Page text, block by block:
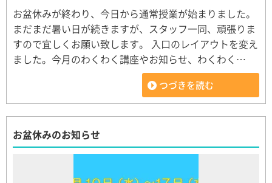
お盆休みが終わり、今日から通常授業が始まりました。
まだまだ暑い日が続きますが、スタッフ一同、頑張りま
すので宜しくお願い致します。 入口のレイアウトを変え
ました。今月のわくわく講座やお知らせ、わくわく…
つづきを読む
お盆休みのお知らせ